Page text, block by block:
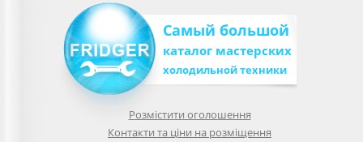
Самый большой
каталог мастерских
холодильной техники
Розмістити оголошення
Контакти та ціни на розміщення